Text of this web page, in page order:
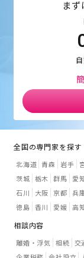
ま
全国の専門家を探す
北海道 青森 岩手
茨城 栃木 群馬 愛
石川
大阪 京都 兵
徳島 香川 愛媛 高
相談内容
離婚・浮気 相続 交